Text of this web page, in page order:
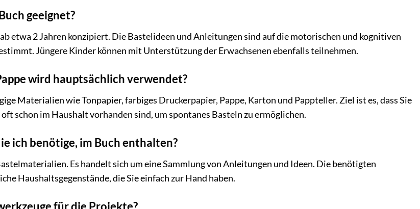
geeignet?
etwa 2 Jahren konzipiert. Die Bastelideen und Anleitungen sind auf die motorischen und kognitiven
Jüngere Kinder können mit Unterstützung der Erwachsenen ebenfalls teilnehmen.
wird hauptsächlich verwendet?
Materialien wie Tonpapier, farbiges Druckerpapier, Pappe, Karton und Pappteller. Ziel ist es, dass Sie
schon im Haushalt vorhanden sind, um spontanes Basteln zu ermöglichen.
ich benötige, im Buch enthalten?
Es handelt sich um eine Sammlung von Anleitungen und Ideen. Die benötigten
Haushaltsgegenstände, die Sie einfach zur Hand haben.
für die Projekte?